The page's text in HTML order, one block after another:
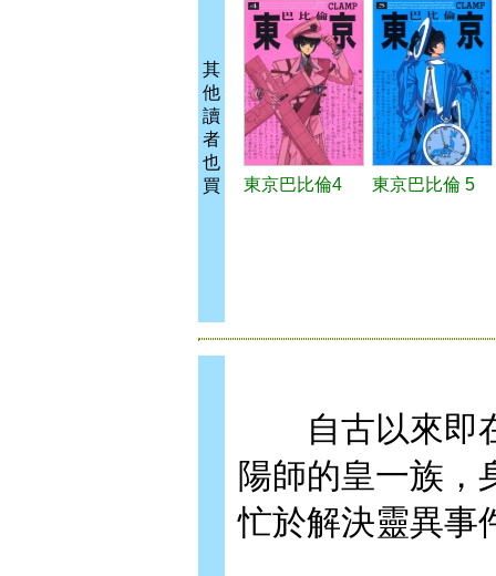
其
他
讀
者
也
買
東京巴比倫4 東京巴比倫 5
自古以來即在
陽師的皇一族，
忙於解決靈異事